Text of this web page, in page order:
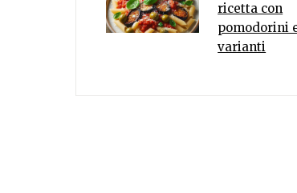
ricetta con
pomodorini
varianti